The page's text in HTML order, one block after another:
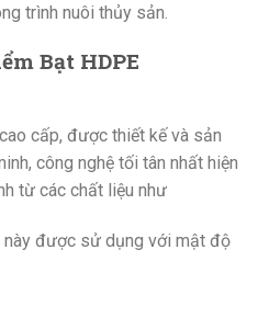
trình nuôi thủy sản.
Bạt HDPE
cấp, được thiết kế và sản
công nghệ tối tân nhất hiện
từ các chất liệu như
này được sử dụng với mật độ